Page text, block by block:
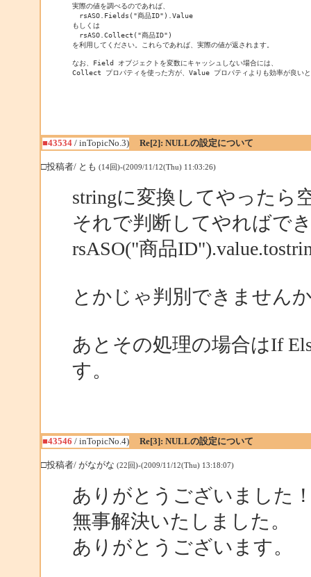
実際の値を調べるのであれば、
rsASO.Fields("商品ID").Value
もしくは
rsASO.Collect("商品ID")
を利用してください。これらであれば、実際の値が返されます。
なお、Field オブジェクトを変数にキャッシュしない場合には、
Collect プロパティを使った方が、Value プロパティよりも効率が良いと
■43534/ inTopicNo.3) Re[2]: NULLの設定について
□投稿者/ とも (14回)-(2009/11/12(Thu) 11:03:26)
stringに変換してやったら
それで判断してやればで
rsASO("商品
とかじゃ判別できません
あとその処理の場合はIf
す。
■43546 / inTopicNo.4) Re[3]: NULLの設定について
□投稿者/ がながな (22回)-(2009/11/12(Thu) 13:18:07)
ありがとうございました
無事解決いたしました。
ありがとうございます。